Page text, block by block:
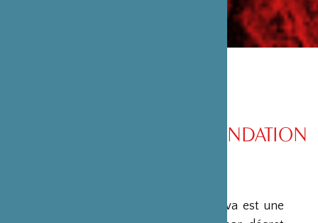
PRÉSENTATION DE LA FONDATION
La Fondation Franco-Japonaise Sasakawa est une